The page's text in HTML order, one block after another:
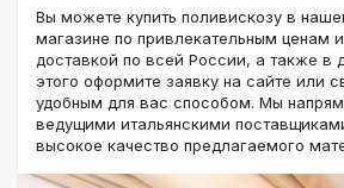
Вы можете купить поливискозу в
магазине по привлекательным ценам
доставкой по всей России, а также в
этого оформите заявку на сайте или
удобным для вас способом. Мы
ведущими итальянскими
высокое качество предлагаемого